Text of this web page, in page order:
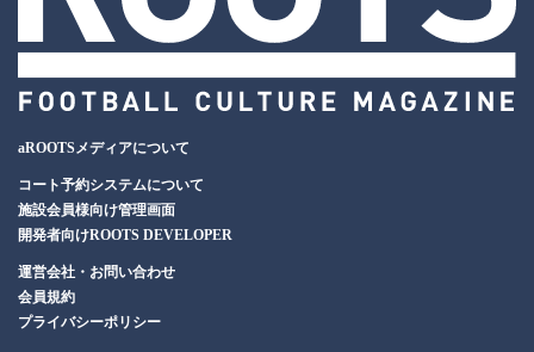
aROOTSメディアについて
コート予約システムについて
施設会員様向け管理画面
開発者向けROOTS DEVELOPER
運営会社・お問い合わせ
会員規約
プライバシーポリシー